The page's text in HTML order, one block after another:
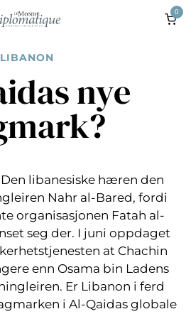
0
LIBANON
nye
libanesiske hæren den
Nahr al-Bared, fordi
organisasjonen Fatah al-
seg der. I juni oppdaget
at Chachin
enn Osama bin Ladens
Er Libanon i ferd
i Al-Qaidas globale